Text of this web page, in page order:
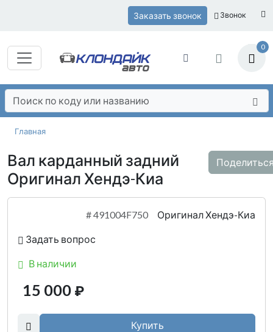
Заказать звонок Звонок
0
Главная
Вал карданный задний
Оригинал Хендэ-Киа
#491004F750 Оригинал Хендэ-Киа
Задать вопрос
В наличии
15 000 ₽
Купить